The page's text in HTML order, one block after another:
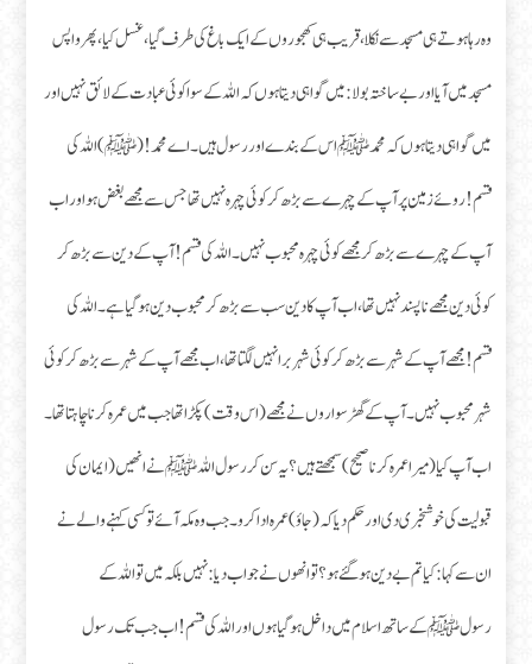
وہ رہا ہوتے ہی مسجد سے نکلا، قریب ہی کھجوروں کے ایک باغ کی طرف گیا، غسل کیا، پھر واپس
مسجد میں آیا اور بے ساختہ بولا: میں گواہی دیتا ہوں کہ اللہ کے سوا کوئی عبادت کے لائق نہیں اور
میں گواہی دیتا ہوں کہ محمدﷺ اس کے بندے اور رسول ہیں۔ اے محمد! (ﷺ) اللہ کی
قسم! روئے زمین پر آپ کے چہرے سے بڑھ کر کوئی چہرہ نہیں تھا جس سے مجھے بغض ہو اور اب
آپ کے چہرے سے بڑھ کر مجھے کوئی چہرہ محبوب نہیں۔ اللہ کی قسم! آپ کے دین سے بڑھ کر
کوئی دین مجھے ناپسند نہیں تھا، اب آپ کا دین سب سے بڑھ کر محبوب دین ہو گیاہے۔ اللہ کی
قسم! مجھے آپ کے شہر سے بڑھ کر کوئی شہر برا نہیں لگتا تھا، اب مجھے آپ کے شہر سے بڑھ کر کوئی
شہر محبوب نہیں۔ آپ کے گھڑ سواروں نے مجھے (اس وقت) پکڑا تھا جب میں عمرہ کرنا چاہتا تھا۔
اب آپ کیا (میرا عمرہ کرنا صحیح) سمجھتے ہیں؟ یہ سن کر رسول اللہﷺ نے انھیں (ایمان کی
قبولیت کی خوشخبری دی اور حکم دیا کہ (جاؤ) عمرہ ادا کرو۔ جب وہ مکہ آئے تو کسی کہنے والے نے
ان سے کہا:کیا تم بے دین ہو گئے ہو؟ تو انھوں نے جواب دیا: نہیں بلکہ میں تو اللہ کے
رسولﷺ کے ساتھ اسلام میں داخل ہو گیا ہوں اور اللہ کی قسم! اب جب تک رسول